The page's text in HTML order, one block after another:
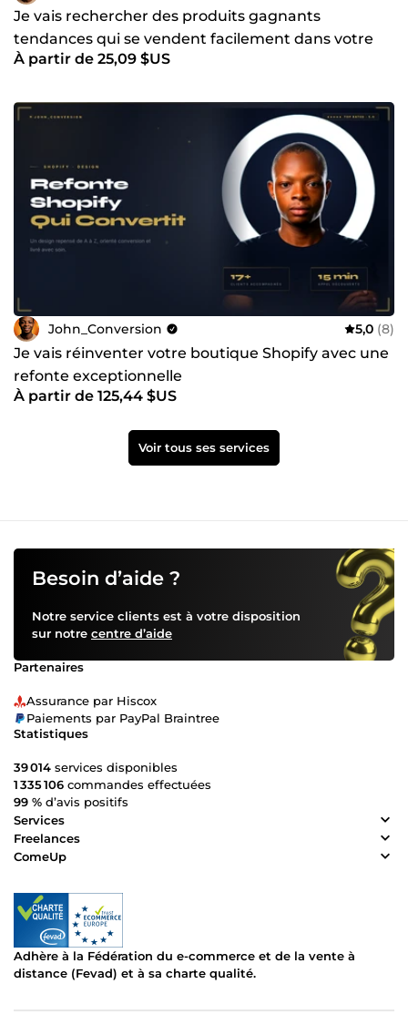
Je vais rechercher des produits gagnants
tendances qui se vendent facilement dans votre
niche
À partir de 25,09 $US
John_Conversion 5,0 (8)
Je vais réinventer votre boutique Shopify avec une
refonte exceptionnelle
À partir de 125,44 $US
Voir tous ses services
Besoin d’aide ?
Notre service clients est à votre disposition
sur notre centre d’aide
Partenaires
Assurance par Hiscox
Paiements par PayPal Braintree
Statistiques
39 014 services disponibles
1 335 106 commandes effectuées
99 % d’avis positifs
Services
Freelances
ComeUp
Adhère à la Fédération du e-commerce et de la vente à
distance (Fevad) et à sa charte qualité.